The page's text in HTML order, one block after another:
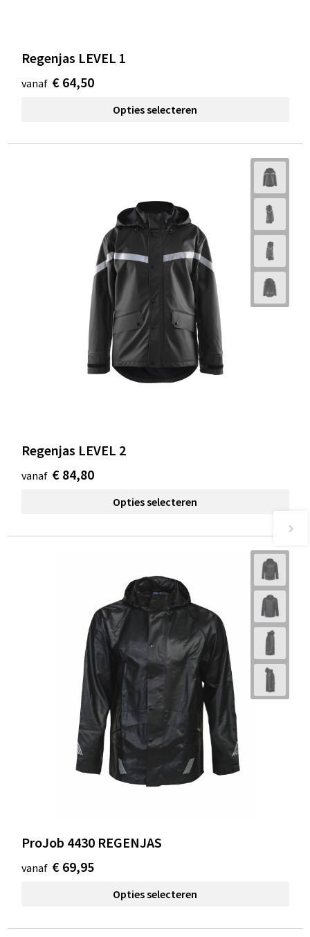
Regenjas LEVEL 1
vanaf € 64,50
Opties selecteren
Regenjas LEVEL 2
vanaf € 84,80
Opties selecteren
ProJob 4430 REGENJAS
vanaf € 69,95
Opties selecteren